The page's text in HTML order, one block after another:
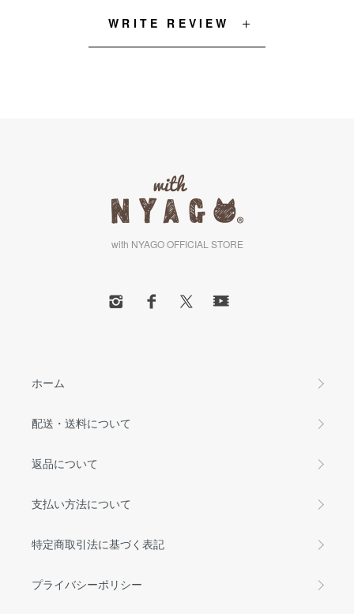
WRITE REVIEW
with NYAGO OFFICIAL STORE
ホーム
配送・送料について
返品について
支払い方法について
特定商取引法に基づく表記
プライバシーポリシー